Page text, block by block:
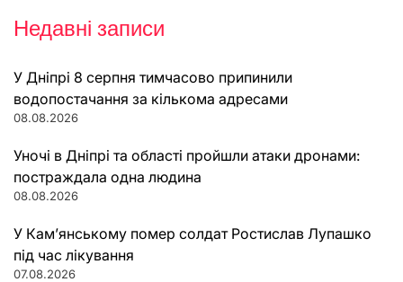
Недавні записи
У Дніпрі 8 серпня тимчасово припинили
водопостачання за кількома адресами
08.08.2026
Уночі в Дніпрі та області пройшли атаки дронами:
постраждала одна людина
08.08.2026
У Кам’янському помер солдат Ростислав Лупашко
під час лікування
07.08.2026